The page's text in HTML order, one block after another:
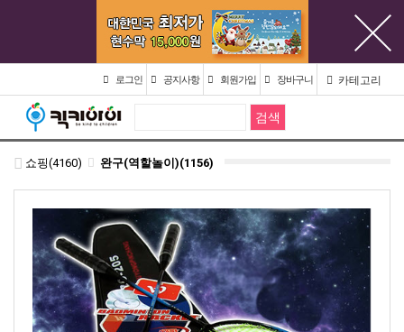
로그인 공지사항 회원가입 장바구니 카테고리
쇼핑(4160) 완구(역할놀이)(1156)